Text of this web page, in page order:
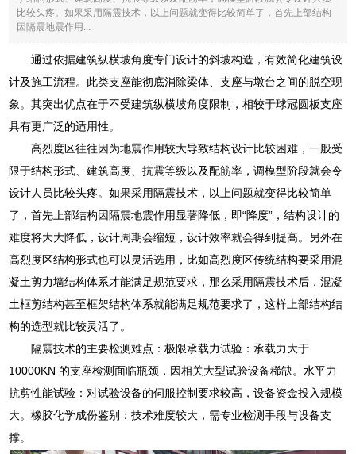
比较头疼。如果采用隔震技术，以上问题就变得比较简单了，首先上部结构
因隔震地震作用...
通过依据建筑纵横坡角度专门设计的斜坡构造，有效简化建筑设
计及施工流程。此类支座能彻底消除梁体、支座与墩台之间的脱空现
象。其突出优点在于不受建筑纵横坡角度限制，相较于球冠圆板支座
具有更广泛的适用性。
高烈度区往往因为地震作用较大导致结构设计比较困难，一般受
限于结构形式、建筑高度、抗震等级以及配筋率，调模型阶段就会令
设计人员比较头疼。如果采用隔震技术，以上问题就变得比较简单
了，首先上部结构因隔震地震作用显著降低，即“降度”，结构设计的
难度将大大降低，设计周期会缩短，设计效率就会得到提高。另外在
高烈度区结构形式也可以灵活选用，比如高烈度区传统结构要采用混
凝土剪力墙结构体系才能满足规范要求，那么采用隔震技术后，混凝
土框剪结构甚至框架结构体系就能满足规范要求了，这样上部结构结
构的选型就比较灵活了。
隔震技术的主要检测难点：极限承载力试验：承载力大于
10000KN 的支座检测面临瓶颈，因相关大型试验设备稀缺。水平力
抗剪性能试验：对试验设备的伺服控制要求较高，设备资金投入规模
大。橡胶化学成份鉴别：技术难度较大，需专业检测手段与设备支
撑。